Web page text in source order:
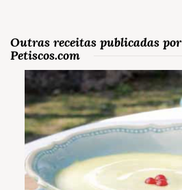
Outras receitas publicadas por
Petiscos.com